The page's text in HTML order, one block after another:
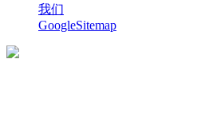
我们
GoogleSitemap